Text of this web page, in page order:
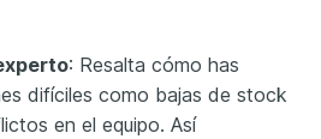
: Resalta cómo has
difíciles como bajas de stock
en el equipo. Así